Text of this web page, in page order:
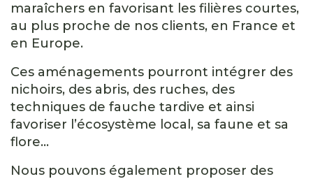
maraîchers en favorisant les filières courtes,
au plus proche de nos clients, en France et
en Europe.
Ces aménagements pourront intégrer des
nichoirs, des abris, des ruches, des
techniques de fauche tardive et ainsi
favoriser l’écosystème local, sa faune et sa
flore…
Nous pouvons également proposer des